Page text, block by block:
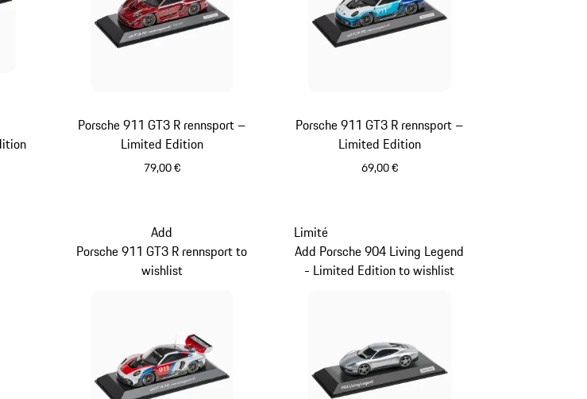
Porsche 911 GT3 R rennsport –
Limited Edition
79,00 €
Porsche 911 GT3 R rennsport –
Limited Edition
69,00 €
Add
Porsche 911 GT3 R rennsport to
wishlist
Limité
Add Porsche 904 Living Legend
- Limited Edition to wishlist